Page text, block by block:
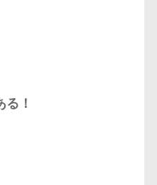
！